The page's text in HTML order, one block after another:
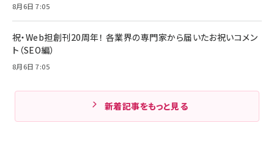
8月6日 7:05
祝・Web担創刊20周年！ 各業界の専門家から届いたお祝いコメン
ト（SEO編）
8月6日 7:05
新着記事をもっと見る